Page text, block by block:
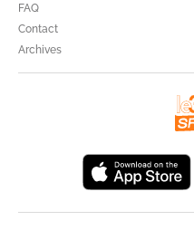
FAQ
Contact
Archives